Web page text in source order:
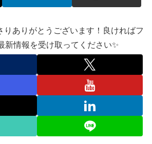
りありがとうございます！良ければフ
新情報を受け取ってください✨